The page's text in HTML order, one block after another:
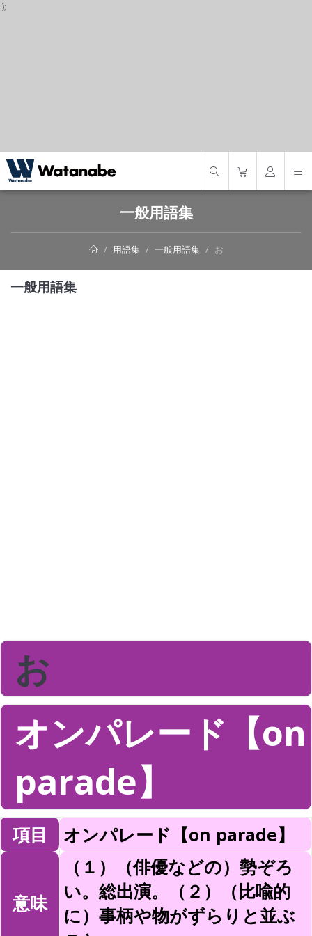
');
一般用語集
用語集 一般用語集 お
一般用語集
お
オンパレード【on
parade】
項目 オンパレード【on parade】
意味
（１）（俳優などの）勢ぞろ
い。総出演。（２）（比喩的
に）事柄や物がずらりと並ぶ